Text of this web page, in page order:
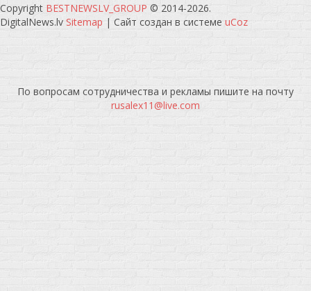
Copyright BESTNEWSLV_GROUP © 2014-2026.
DigitalNews.lv Sitemap | Сайт создан в системе uCoz
По вопросам сотрудничества и рекламы пишите на почту
rusalex11@live.com